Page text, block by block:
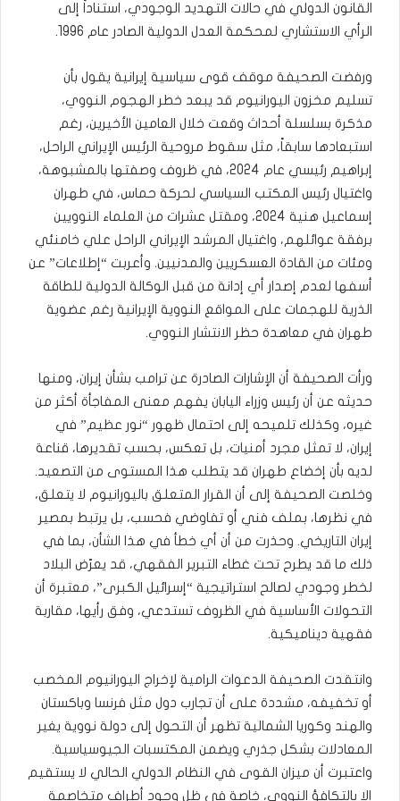
القانون الدولي في حالات التهديد الوجودي، استناداً إلى
الرأي الاستشاري لمحكمة العدل الدولية الصادر عام 1996.
ورفضت الصحيفة موقف قوى سياسية إيرانية يقول بأن
تسليم مخزون اليورانيوم قد يبعد خطر الهجوم النووي،
مذكرة بسلسلة أحداث وقعت خلال العامين الأخيرين، رغم
استبعادها سابقاً، مثل سقوط مروحية الرئيس الإيراني الراحل،
إبراهيم رئيسي عام 2024، في ظروف وصفتها بالمشبوهة،
واغتيال رئيس المكتب السياسي لحركة حماس، في طهران
إسماعيل هنية 2024، ومقتل عشرات من العلماء النوويين
برفقة عوائلهم، واغتيال المرشد الإيراني الراحل علي خامنئي
ومئات من القادة العسكريين والمدنيين. وأعربت “إطلاعات” عن
أسفها لعدم إصدار أي إدانة من قبل الوكالة الدولية للطاقة
الذرية للهجمات على المواقع النووية الإيرانية رغم عضوية
طهران في معاهدة حظر الانتشار النووي.
ورأت الصحيفة أن الإشارات الصادرة عن ترامب بشأن إيران، ومنها
حديثه عن أن رئيس وزراء اليابان يفهم معنى المفاجأة أكثر من
غيره، وكذلك تلميحه إلى احتمال ظهور “نور عظيم” في
إيران، لا تمثل مجرد أمنيات، بل تعكس، بحسب تقديرها، قناعة
لديه بأن إخضاع طهران قد يتطلب هذا المستوى من التصعيد.
وخلصت الصحيفة إلى أن القرار المتعلق باليورانيوم لا يتعلق،
في نظرها، بملف فني أو تفاوضي فحسب، بل يرتبط بمصير
إيران التاريخي. وحذرت من أن أي خطأ في هذا الشأن، بما في
ذلك ما قد يطرح تحت غطاء التبرير الفقهي، قد يعرّض البلاد
لخطر وجودي لصالح استراتيجية “إسرائيل الكبرى”، معتبرة أن
التحولات الأساسية في الظروف تستدعي، وفق رأيها، مقاربة
فقهية ديناميكية.
وانتقدت الصحيفة الدعوات الرامية لإخراج اليورانيوم المخصب
أو تخفيفه، مشددة على أن تجارب دول مثل فرنسا وباكستان
والهند وكوريا الشمالية تظهر أن التحول إلى دولة نووية يغير
المعادلات بشكل جذري ويضمن المكتسبات الجيوسياسية.
واعتبرت أن ميزان القوى في النظام الدولي الحالي لا يستقيم
إلا بالتكافؤ النووي، خاصة في ظل وجود أطراف متخاصمة